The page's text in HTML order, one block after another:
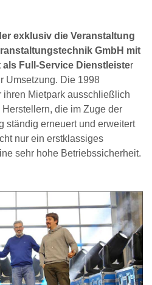
exklusiv die Veranstaltung
GmbH mit
Full-Service Dienstleister
Umsetzung. Die 1998
ihren Mietpark ausschließlich
die im Zuge der
ständig erneuert und erweitert
nur ein erstklassiges
sehr hohe Betriebssicherheit.